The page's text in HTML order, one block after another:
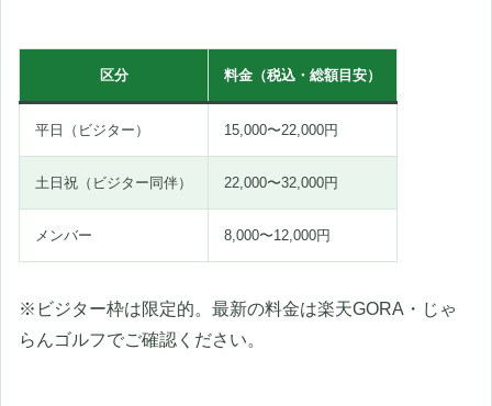
区分 料金（税込・総額目安）
平日（ビジター） 15,000〜22,000円
土日祝（ビジター同伴） 22,000〜32,000円
メンバー 8,000〜12,000円
※ビジター枠は限定的。最新の料金は楽天GORA・じゃ
らんゴルフでご確認ください。